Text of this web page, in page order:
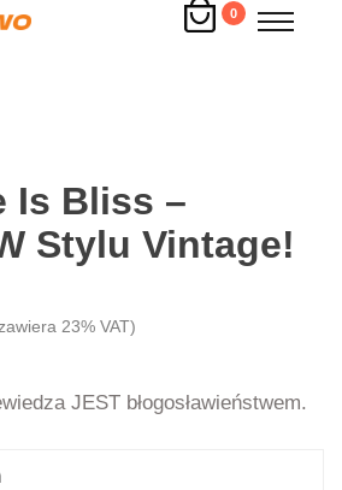
0
Is Bliss –
Stylu Vintage!
23% VAT)
JEST błogosławieństwem.